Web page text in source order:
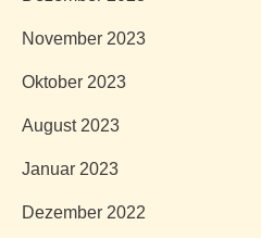
November 2023
Oktober 2023
August 2023
Januar 2023
Dezember 2022